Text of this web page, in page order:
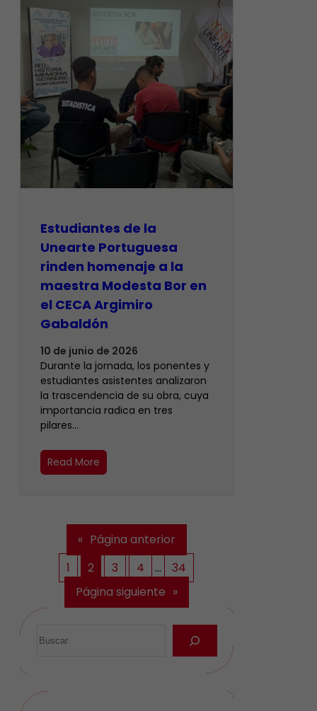
Estudiantes de la
Unearte Portuguesa
rinden homenaje a la
maestra Modesta Bor en
el CECA Argimiro
Gabaldón
10 de junio de 2026
Durante la jornada, los ponentes y
estudiantes asistentes analizaron
la trascendencia de su obra, cuya
importancia radica en tres
pilares…
Read More
« Página anterior
1
2 3 4 …
34
Página siguiente »